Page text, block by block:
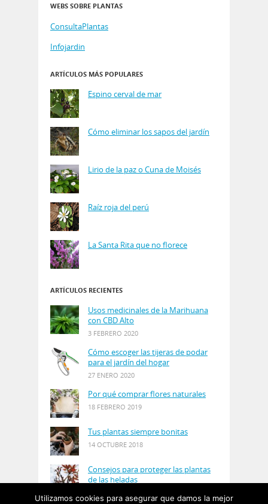
WEBS SOBRE PLANTAS
ConsultaPlantas
Infojardin
ARTÍCULOS MÁS POPULARES
Espino cerval de mar
Cómo eliminar los sapos del jardín
Lirio de la paz o Cuna de Moisés
Raíz roja del perú
La Santa Rita que no florece
ARTÍCULOS RECIENTES
Usos medicinales de la Marihuana
con CBD Alto
3 FEBRERO 2020
Cómo escoger las tijeras de podar
para el jardín del hogar
27 ENERO 2020
Por qué comprar flores naturales
18 FEBRERO 2019
Tus plantas siempre bonitas
14 OCTUBRE 2018
Consejos para proteger las plantas
de las heladas
Utilizamos cookies para asegurar que damos la mejor